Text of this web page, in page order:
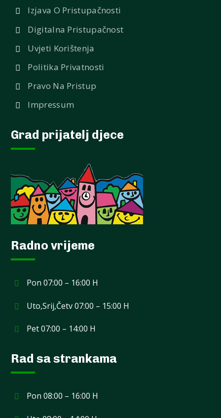
Izjava O Pristupačnosti
Digitalna Pristupačnost
Uvjeti Korištenja
Politika Privatnosti
Pravo Na Pristup
Impressum
Grad prijatelj djece
Radno vrijeme
Pon 07:00 – 16:00 H
Uto,Srij,Četv 07:00 – 15:00 H
Pet 07:00 – 14:00 H
Rad sa strankama
Pon 08:00 – 16:00 H